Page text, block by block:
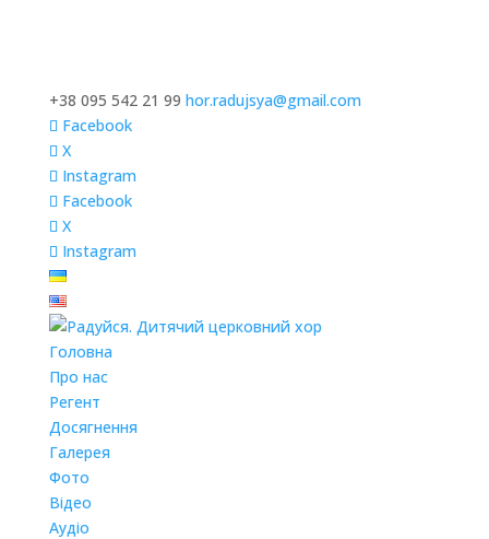
+38 095 542 21 99 hor.radujsya@gmail.com
Facebook
X
Instagram
Facebook
X
Instagram
Головна
Про нас
Регент
Досягнення
Галерея
Фото
Відео
Аудіо